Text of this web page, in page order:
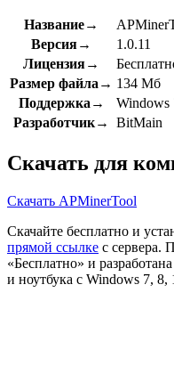
Название→
Версия→
1.0.11
Лицензия→
Размер файла→ 134 Мб
Поддержка→
Windows
Разработчик→
BitMain
Скачать для
Скачать APMinerTool
Скачайте бесплатно и
прямой ссылке с сервера.
«Бесплатно» и
и ноутбука с Windows 7, 8,